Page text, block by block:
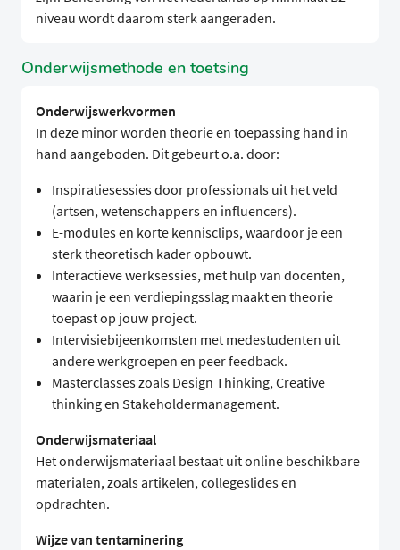
niveau wordt daarom sterk aangeraden.
Onderwijsmethode en toetsing
Onderwijswerkvormen
In deze minor worden theorie en toepassing hand in
hand aangeboden. Dit gebeurt o.a. door:
Inspiratiesessies door professionals uit het veld
(artsen, wetenschappers en influencers).
E-modules en korte kennisclips, waardoor je een
sterk theoretisch kader opbouwt.
Interactieve werksessies, met hulp van docenten,
waarin je een verdiepingsslag maakt en theorie
toepast op jouw project.
Intervisiebijeenkomsten met medestudenten uit
andere werkgroepen en peer feedback.
Masterclasses zoals Design Thinking, Creative
thinking en Stakeholdermanagement.
Onderwijsmateriaal
Het onderwijsmateriaal bestaat uit online beschikbare
materialen, zoals artikelen, collegeslides en
opdrachten.
Wijze van tentaminering